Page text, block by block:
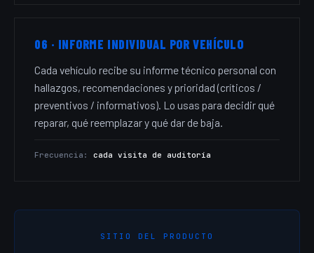
06 · INFORME INDIVIDUAL POR VEHÍCULO
Cada vehículo recibe su informe técnico personal con
hallazgos, recomendaciones y prioridad (críticos /
preventivos / informativos). Lo usas para decidir qué
reparar, qué reemplazar y qué dar de baja.
Frecuencia: cada visita de auditoría
SITIO DEL PRODUCTO